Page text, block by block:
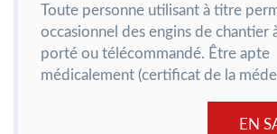
Toute personne utilisant à titre
occasionnel des engins de chantier
porté ou télécommandé. Être apte
médicalement (certificat de la
auditive et psychotechnique pour
EN